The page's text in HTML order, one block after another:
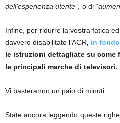
dell’esperienza utente”, o di “
Infine, per ridurre la vostra fatica
davvero disabilitato l’ACR, in
le istruzioni dettagliate su come
le principali marche di televisori.
Vi basteranno un paio di minuti.
State ancora leggendo queste